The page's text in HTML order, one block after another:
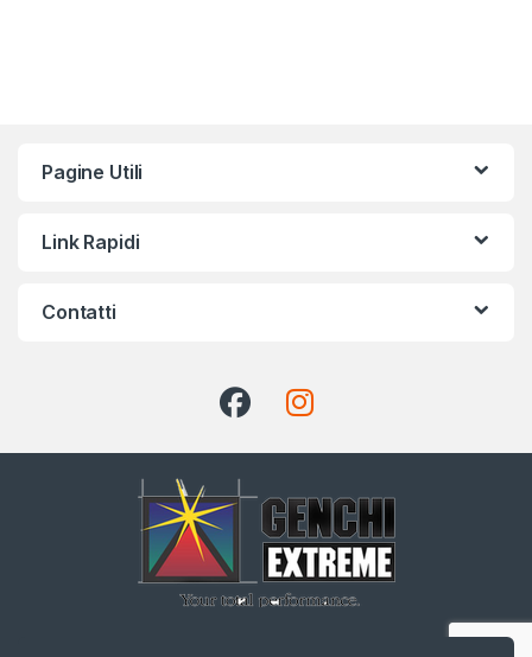
Pagine Utili
Link Rapidi
Contatti